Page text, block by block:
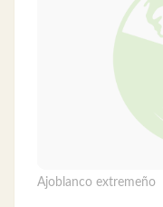
Ajoblanco extremeño